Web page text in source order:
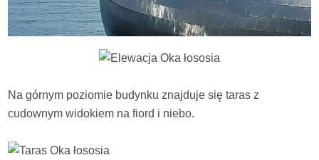
Na górnym poziomie budynku znajduje się taras z
cudownym widokiem na fiord i niebo.